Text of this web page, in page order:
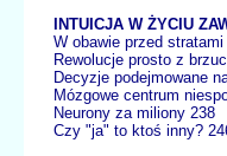
INTUICJA W ŻYCIU
W obawie przed stratami
Rewolucje prosto z
Decyzje podejmowane
Mózgowe centrum
Neurony za miliony 238
Czy "ja" to ktoś inny?